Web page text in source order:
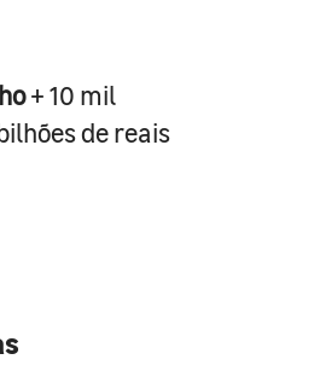
+ 10 mil
de reais